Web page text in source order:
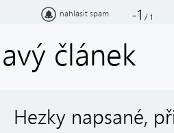
nahlásit spam -1 / 1
článek
Hezky napsané,